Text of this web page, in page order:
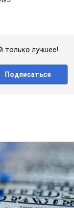
только лучшее!
Подписаться